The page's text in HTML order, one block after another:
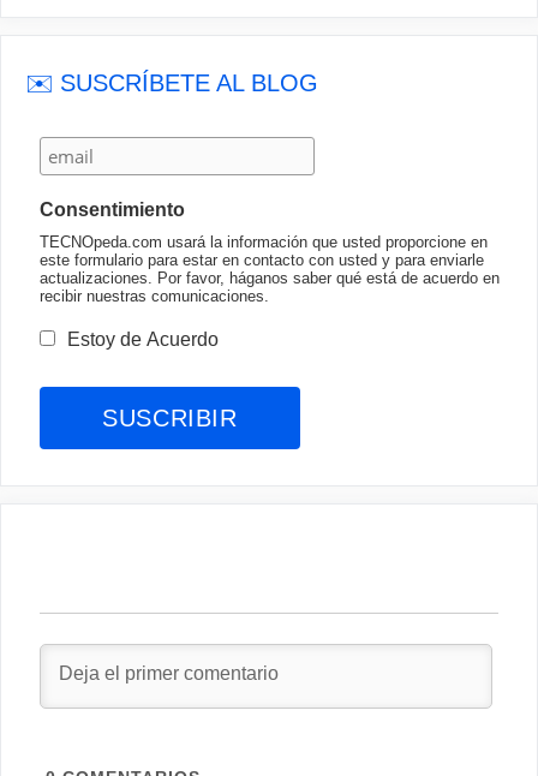
✉️ SUSCRÍBETE AL BLOG
Consentimiento
TECNOpeda.com usará la información que usted proporcione en
este formulario para estar en contacto con usted y para enviarle
actualizaciones. Por favor, háganos saber qué está de acuerdo en
recibir nuestras comunicaciones.
Estoy de Acuerdo